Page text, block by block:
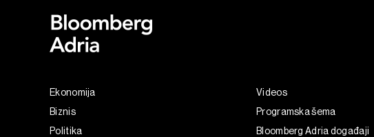
Ekonomija
Biznis
Politika
Videos
Programska šema
Bloomberg Adria događaji